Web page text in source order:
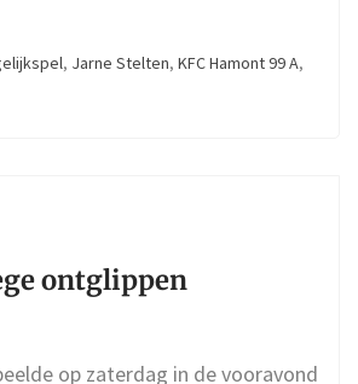
, Jarne Stelten, KFC Hamont 99 A,
ontglippen
op zaterdag in de vooravond